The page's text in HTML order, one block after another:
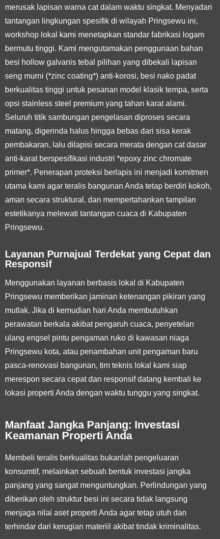
merusak lapisan warna cat dalam waktu singkat. Menyadari
tantangan lingkungan spesifik di wilayah Pringsewu ini,
workshop lokal kami menetapkan standar fabrikasi logam
bermutu tinggi. Kami mengutamakan penggunaan bahan
besi hollow galvanis tebal pilihan yang dibekali lapisan
seng murni (*zinc coating*) anti-korosi, besi nako padat
berkualitas tinggi untuk pesanan model klasik tempa, serta
opsi stainless steel premium yang tahan karat alami.
Seluruh titik sambungan pengelasan diproses secara
matang, digerinda halus hingga bebas dari sisa kerak
pembakaran, lalu dilapisi secara merata dengan cat dasar
anti-karat berspesifikasi industri *epoxy zinc chromate
primer*. Penerapan proteksi berlapis ini menjadi komitmen
utama kami agar teralis bangunan Anda tetap berdiri kokoh,
aman secara struktural, dan mempertahankan tampilan
estetikanya melewati tantangan cuaca di Kabupaten
Pringsewu.
Layanan Purnajual Terdekat yang Cepat dan
Responsif
Menggunakan layanan berbasis lokal di Kabupaten
Pringsewu memberikan jaminan ketenangan pikiran yang
mutlak. Jika di kemudian hari Anda membutuhkan
perawatan berkala akibat pengaruh cuaca, penyetelan
ulang engsel pintu pengaman ruko di kawasan niaga
Pringsewu kota, atau penambahan unit pengaman baru
pasca-renovasi bangunan, tim teknis lokal kami siap
merespon secara cepat dan responsif datang kembali ke
lokasi properti Anda dengan waktu tunggu yang singkat.
Manfaat Jangka Panjang: Investasi
Keamanan Properti Anda
Membeli teralis berkualitas bukanlah pengeluaran
konsumtif, melainkan sebuah bentuk investasi jangka
panjang yang sangat menguntungkan. Perlindungan yang
diberikan oleh struktur besi ini secara tidak langsung
menjaga nilai aset properti Anda agar tetap utuh dan
terhindar dari kerugian materiil akibat tindak kriminalitas.